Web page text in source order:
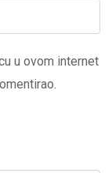
u ovom internet